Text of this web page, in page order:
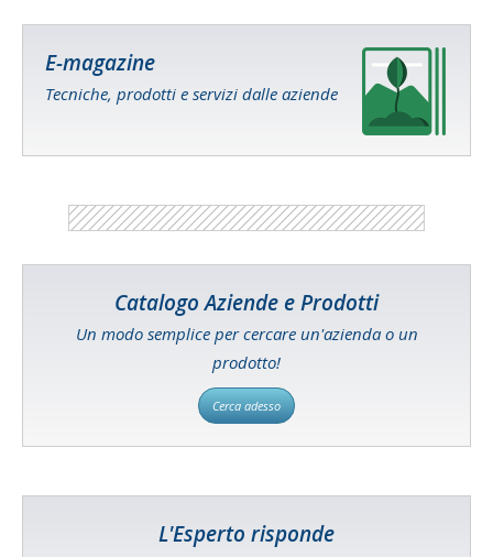
E-magazine
Tecniche, prodotti e servizi dalle aziende
Catalogo Aziende e Prodotti
Un modo semplice per cercare un'azienda o un
prodotto!
Cerca adesso
L'Esperto risponde